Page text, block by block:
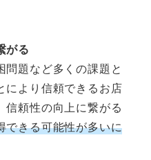
がる
問題など多くの課題と
により信頼できるお店
信頼性の向上に繋がる
できる可能性が多いに